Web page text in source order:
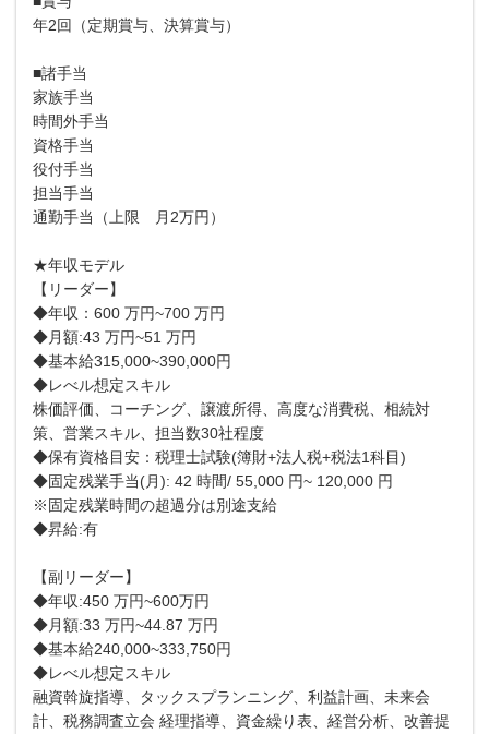
年2回（定期賞与、決算賞与）
■諸手当
家族手当
時間外手当
資格手当
役付手当
担当手当
通勤手当（上限 月2万円）
★年収モデル
【リーダー】
◆年収：600 万円~700 万円
◆月額:43 万円~51 万円
◆基本給315,000~390,000円
◆レべル想定スキル
株価評価、コーチング、譲渡所得、高度な消費税、相続対
策、営業スキル、担当数30社程度
◆保有資格目安：税理士試験(簿財+法人税+税法1科目)
◆固定残業手当(月): 42 時間/ 55,000 円~ 120,000 円
※固定残業時間の超過分は別途支給
◆昇給:有
【副リーダー】
◆年収:450 万円~600万円
◆月額:33 万円~44.87 万円
◆基本給240,000~333,750円
◆レべル想定スキル
融資斡旋指導、タックスプランニング、利益計画、未来会
計、税務調査立会 経理指導、資金繰り表、経営分析、改善提